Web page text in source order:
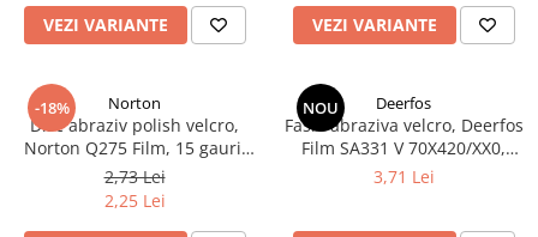
2.15 Detailing Auto
VEZI VARIANTE VEZI VARIANTE
-18% Norton
Disc abraziv polish velcro,
Norton Q275 Film, 15 gauri,
duritate P800 - P1500,
diametru Ø 150 mm
2,73 Lei
2,25 Lei
NOU Deerfos
Fasie abraziva velcro, Deerfos
Film SA331 V 70X420/XX0,
slefuire pe uscat sau umed,
3,71 Lei